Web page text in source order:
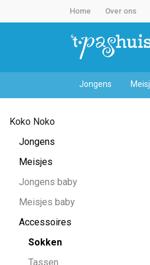
Home Over ons
Jongens
Sokken
Pashuiske
Koko Noko
Jongens
Meisjes
Jongens baby
Meisjes baby
Accessoires
Sokken
Tassen